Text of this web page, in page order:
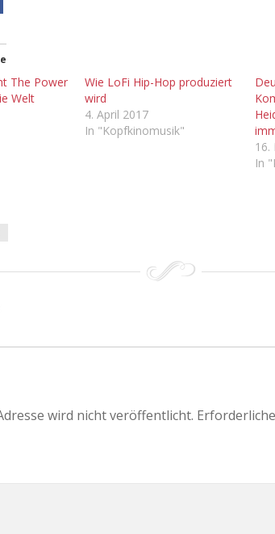
The Power
Welt
Wie LoFi Hip-Hop produziert
wird
4. April 2017
In "Kopfkinomusik"
16.
In
wird nicht veröffentlicht.